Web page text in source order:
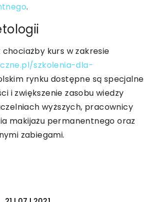
.
kurs w zakresie
szkolenia-dla-
rynku dostępne są specjalne
i zwiększenie zasobu wiedzy
wyższych, pracownicy
makijażu permanentnego oraz
zabiegami.